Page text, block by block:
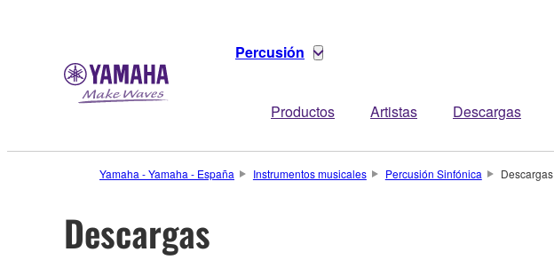
Percusión
Productos Artistas Descargas
Yamaha - Yamaha - España Instrumentos musicales Percusión Sinfónica Descargas
Descargas